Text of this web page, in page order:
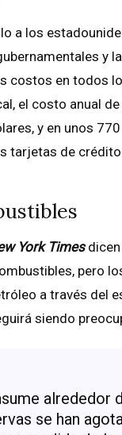
a los
y
costos en todos
el costo anual
y en unos
tarjetas de
York Timesdicen
pero
a través del
siendo
se han